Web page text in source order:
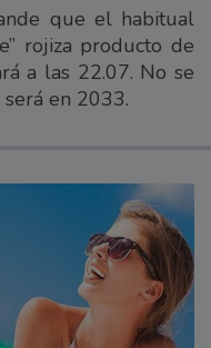
que el habitual
rojiza producto de
a las 22.07. No se
en 2033.